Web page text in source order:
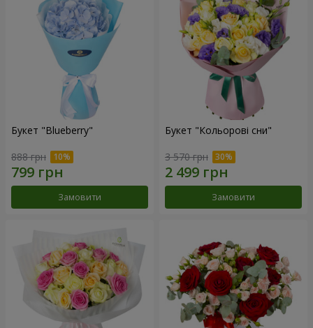
Букет "Blueberry"
888 грн
Замовити
Букет "Кольорові сни"
3 570 грн
Замовити